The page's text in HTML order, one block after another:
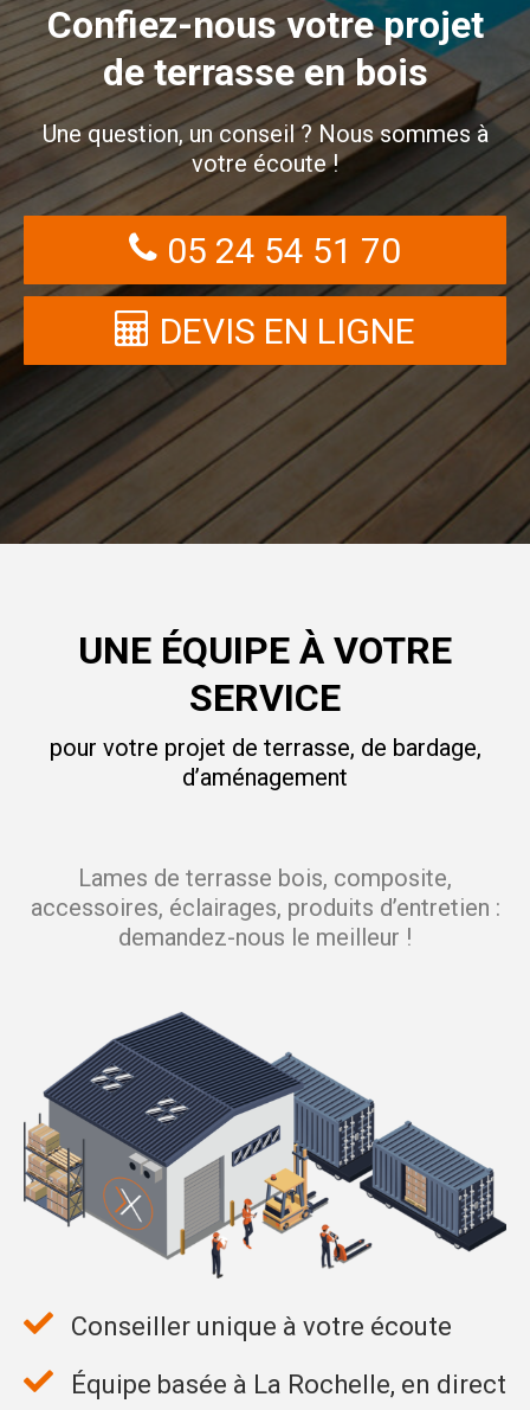
Confiez-nous votre projet
de terrasse en bois
Une question, un conseil ? Nous sommes à
votre écoute !
05 24 54 51 70
DEVIS EN LIGNE
UNE ÉQUIPE À VOTRE
SERVICE
pour votre projet de terrasse, de bardage,
d’aménagement
Lames de terrasse bois, composite,
accessoires, éclairages, produits d’entretien :
demandez-nous le meilleur !
Conseiller unique à votre écoute
Équipe basée à La Rochelle, en direct